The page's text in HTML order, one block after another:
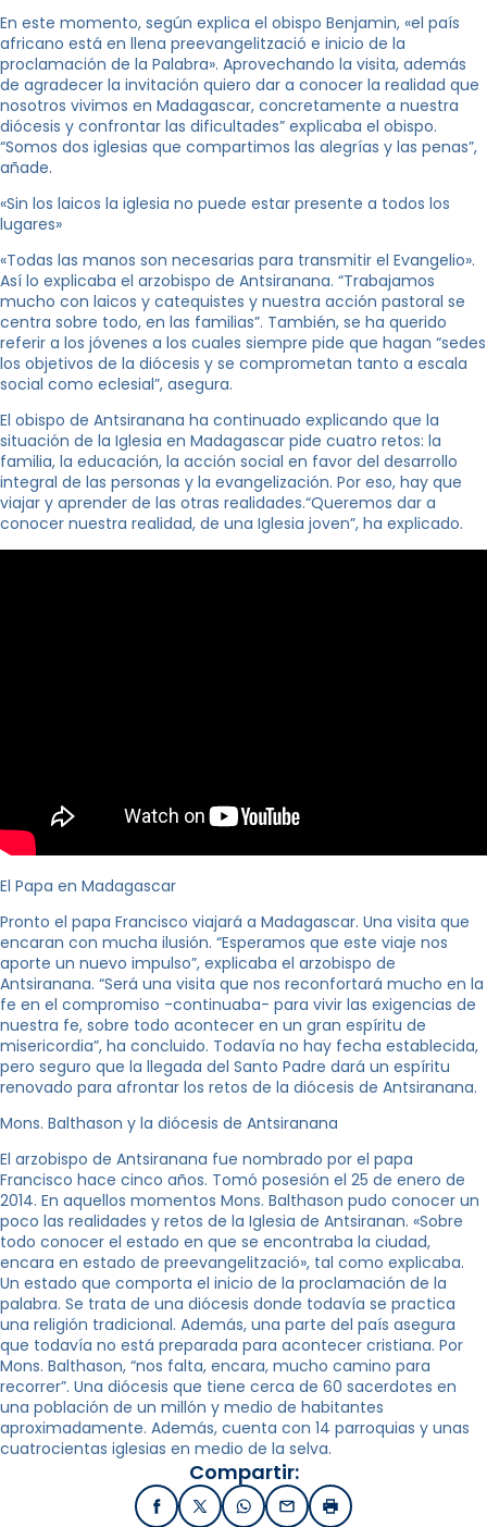
En este momento, según explica el obispo Benjamin, «el país
africano está en llena preevangelització e inicio de la
proclamación de la Palabra». Aprovechando la visita, además
de agradecer la invitación quiero dar a conocer la realidad que
nosotros vivimos en Madagascar, concretamente a nuestra
diócesis y confrontar las dificultades” explicaba el obispo.
“Somos dos iglesias que compartimos las alegrías y las penas”,
añade.
«Sin los laicos la iglesia no puede estar presente a todos los
lugares»
«Todas las manos son necesarias para transmitir el Evangelio».
Así lo explicaba el arzobispo de Antsiranana. “Trabajamos
mucho con laicos y catequistes y nuestra acción pastoral se
centra sobre todo, en las familias”. También, se ha querido
referir a los jóvenes a los cuales siempre pide que hagan “sedes
los objetivos de la diócesis y se comprometan tanto a escala
social como eclesial”, asegura.
El obispo de Antsiranana ha continuado explicando que la
situación de la Iglesia en Madagascar pide cuatro retos: la
familia, la educación, la acción social en favor del desarrollo
integral de las personas y la evangelización. Por eso, hay que
viajar y aprender de las otras realidades.“Queremos dar a
conocer nuestra realidad, de una Iglesia joven”, ha explicado.
El Papa en Madagascar
Pronto el papa Francisco viajará a Madagascar. Una visita que
encaran con mucha ilusión. “Esperamos que este viaje nos
aporte un nuevo impulso”, explicaba el arzobispo de
Antsiranana. “Será una visita que nos reconfortará mucho en la
fe en el compromiso -continuaba- para vivir las exigencias de
nuestra fe, sobre todo acontecer en un gran espíritu de
misericordia”, ha concluido. Todavía no hay fecha establecida,
pero seguro que la llegada del Santo Padre dará un espíritu
renovado para afrontar los retos de la diócesis de Antsiranana.
Mons. Balthason y la diócesis de Antsiranana
El arzobispo de Antsiranana fue nombrado por el papa
Francisco hace cinco años. Tomó posesión el 25 de enero de
2014. En aquellos momentos Mons. Balthason pudo conocer un
poco las realidades y retos de la Iglesia de Antsiranan. «Sobre
todo conocer el estado en que se encontraba la ciudad,
encara en estado de preevangelització», tal como explicaba.
Un estado que comporta el inicio de la proclamación de la
palabra. Se trata de una diócesis donde todavía se practica
una religión tradicional. Además, una parte del país asegura
que todavía no está preparada para acontecer cristiana. Por
Mons. Balthason, “nos falta, encara, mucho camino para
recorrer”. Una diócesis que tiene cerca de 60 sacerdotes en
una población de un millón y medio de habitantes
aproximadamente. Además, cuenta con 14 parroquias y unas
cuatrocientas iglesias en medio de la selva.
Compartir:
FacebookX / TwitterWhatsApp
EmailImprimir